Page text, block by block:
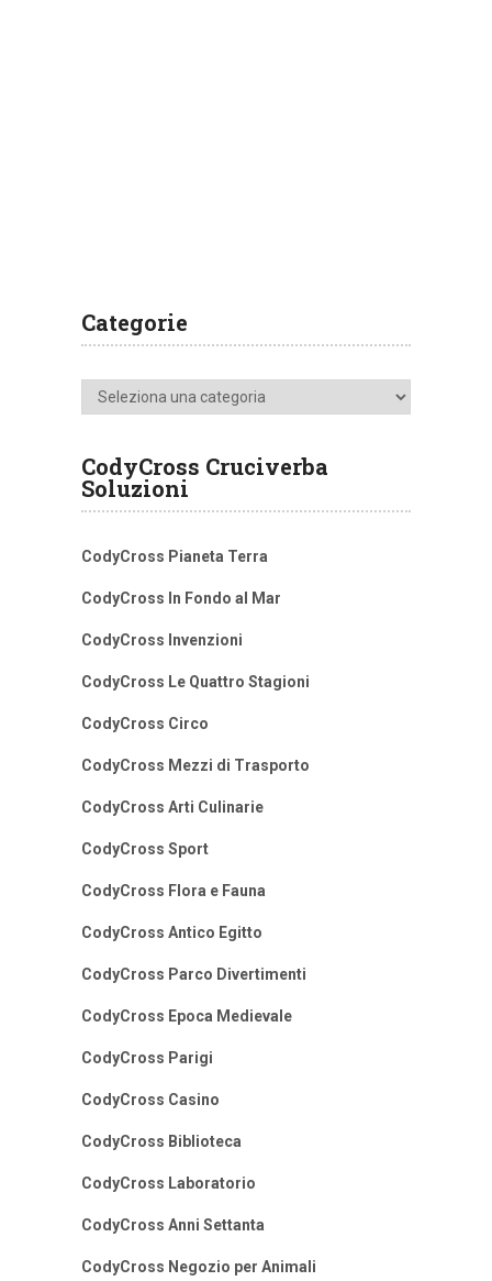
Categorie
Categorie
CodyCross Cruciverba
Soluzioni
CodyCross Pianeta Terra
CodyCross In Fondo al Mar
CodyCross Invenzioni
CodyCross Le Quattro Stagioni
CodyCross Circo
CodyCross Mezzi di Trasporto
CodyCross Arti Culinarie
CodyCross Sport
CodyCross Flora e Fauna
CodyCross Antico Egitto
CodyCross Parco Divertimenti
CodyCross Epoca Medievale
CodyCross Parigi
CodyCross Casino
CodyCross Biblioteca
CodyCross Laboratorio
CodyCross Anni Settanta
CodyCross Negozio per Animali